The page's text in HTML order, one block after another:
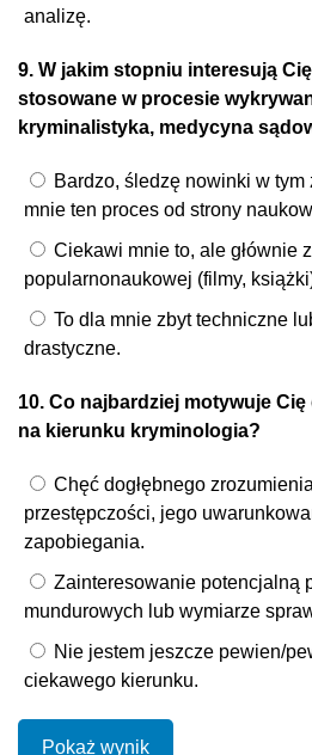
analizę.
9. W jakim stopniu interesują
stosowane w procesie
kryminalistyka, medycyna
Bardzo, śledzę nowinki w
mnie ten proces od strony
Ciekawi mnie to, ale głównie
popularnonaukowej (filmy,
To dla mnie zbyt techniczne
drastyczne.
10. Co najbardziej motywuje
na kierunku kryminologia?
Chęć dogłębnego
przestępczości, jego
zapobiegania.
Zainteresowanie potencjalną
mundurowych lub wymiarze
Nie jestem jeszcze pewien/
ciekawego kierunku.
Pokaż wynik